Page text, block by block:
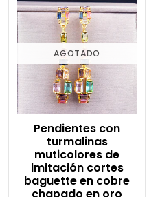
AGOTADO
Pendientes con
turmalinas
muticolores de
imitación cortes
baguette en cobre
chapado en oro